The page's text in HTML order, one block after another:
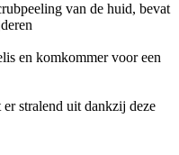
van de huid, bevat
en komkommer voor een
stralend uit dankzij deze